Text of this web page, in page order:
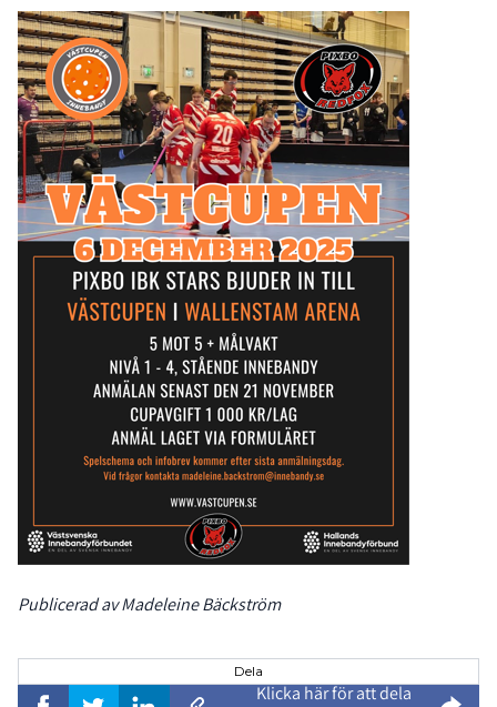
Publicerad av Madeleine Bäckström
Dela
Klicka här för att dela